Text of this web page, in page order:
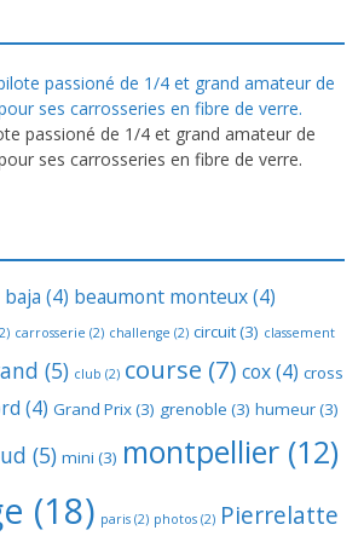
passioné de 1/4 et grand amateur de
ses carrosseries en fibre de verre.
baja (4) beaumont monteux(4)
carrosserie (2) challenge (2) circuit(3) classement
(5) club (2) course (7) cox(4) cross
(4) Grand Prix(3) grenoble (3) humeur(3)
(5) mini (3) montpellier (12)
(18) paris (2) photos (2) Pierrelatte